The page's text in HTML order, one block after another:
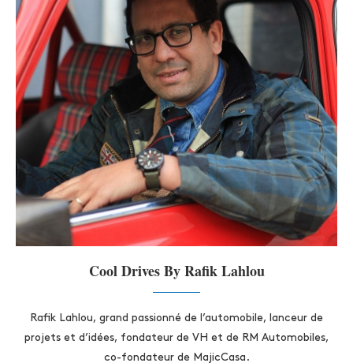
Cool Drives By Rafik Lahlou
Rafik Lahlou, grand passionné de l’automobile, lanceur de
projets et d’idées, fondateur de VH et de RM Automobiles,
co-fondateur de MajicCasa.